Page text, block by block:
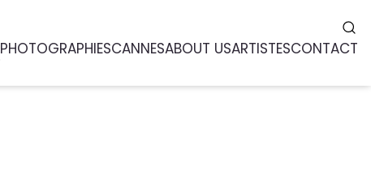
PHOTOGRAPHIESCANNESABOUT USARTISTESCONTACT